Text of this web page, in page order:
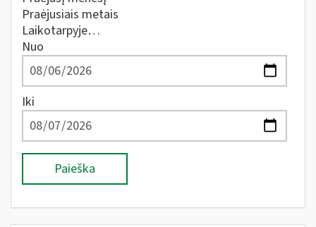
Praėjusiais metais
Laikotarpyje…
Nuo
Iki
Paieška